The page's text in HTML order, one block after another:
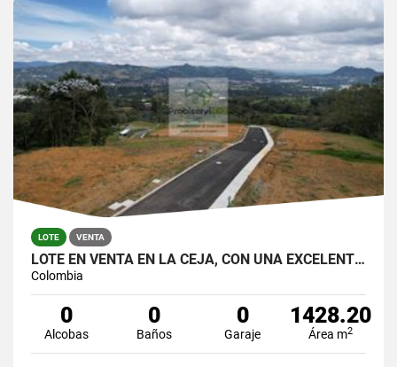
LOTE VENTA
LOTE EN VENTA EN LA CEJA, CON UNA EXCELENTE VISTA.
Colombia
0
Alcobas
0
Baños
0
Garaje
1428.20
Área m2